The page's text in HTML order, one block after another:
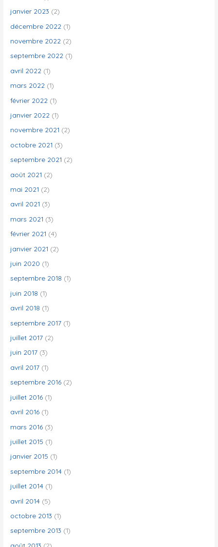
janvier 2023 (2)
décembre 2022 (1)
novembre 2022 (2)
septembre 2022 (1)
avril 2022 (1)
mars 2022 (1)
février 2022 (1)
janvier 2022 (1)
novembre 2021 (2)
octobre 2021 (3)
septembre 2021 (2)
août 2021 (2)
mai 2021 (2)
avril 2021 (3)
mars 2021 (3)
février 2021 (4)
janvier 2021 (2)
juin 2020 (1)
septembre 2018 (1)
juin 2018 (1)
avril 2018 (1)
septembre 2017 (1)
juillet 2017 (2)
juin 2017 (3)
avril 2017 (1)
septembre 2016 (2)
juillet 2016 (1)
avril 2016 (1)
mars 2016 (3)
juillet 2015 (1)
janvier 2015 (1)
septembre 2014 (1)
juillet 2014 (1)
avril 2014 (5)
octobre 2013 (1)
septembre 2013 (1)
août 2013 (2)